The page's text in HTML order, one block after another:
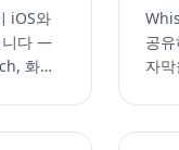
iOS와
니다 —
화상
공
자